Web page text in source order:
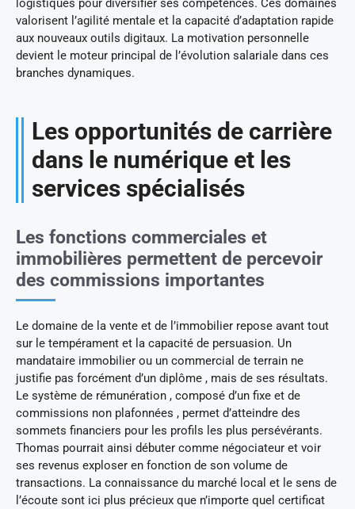
logistiques pour diversifier ses compétences. Ces domaines
valorisent l’agilité mentale et la capacité d’adaptation rapide
aux nouveaux outils digitaux. La motivation personnelle
devient le moteur principal de l’évolution salariale dans ces
branches dynamiques.
Les opportunités de carrière
dans le numérique et les
services spécialisés
Les fonctions commerciales et
immobilières permettent de percevoir
des commissions importantes
Le domaine de la vente et de l’immobilier repose avant tout
sur le tempérament et la capacité de persuasion. Un
mandataire immobilier ou un commercial de terrain ne
justifie pas forcément d’un diplôme , mais de ses résultats.
Le système de rémunération , composé d’un fixe et de
commissions non plafonnées , permet d’atteindre des
sommets financiers pour les profils les plus persévérants.
Thomas pourrait ainsi débuter comme négociateur et voir
ses revenus exploser en fonction de son volume de
transactions. La connaissance du marché local et le sens de
l’écoute sont ici plus précieux que n’importe quel certificat